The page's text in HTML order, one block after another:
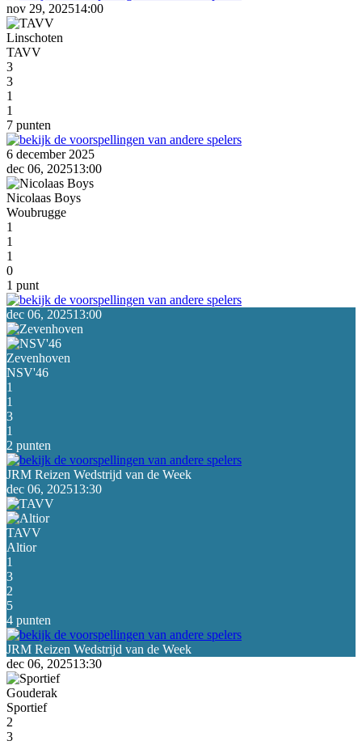
nov 29, 202514:00
Linschoten
TAVV
3
3
1
1
7 punten
6 december 2025
dec 06, 202513:00
Nicolaas Boys
Woubrugge
1
1
1
0
1 punt
dec 06, 202513:00
Zevenhoven
NSV'46
1
1
3
1
2 punten
dec 06, 202513:30
TAVV
Altior
1
3
2
5
4 punten
dec 06, 202513:30
Gouderak
Sportief
2
3